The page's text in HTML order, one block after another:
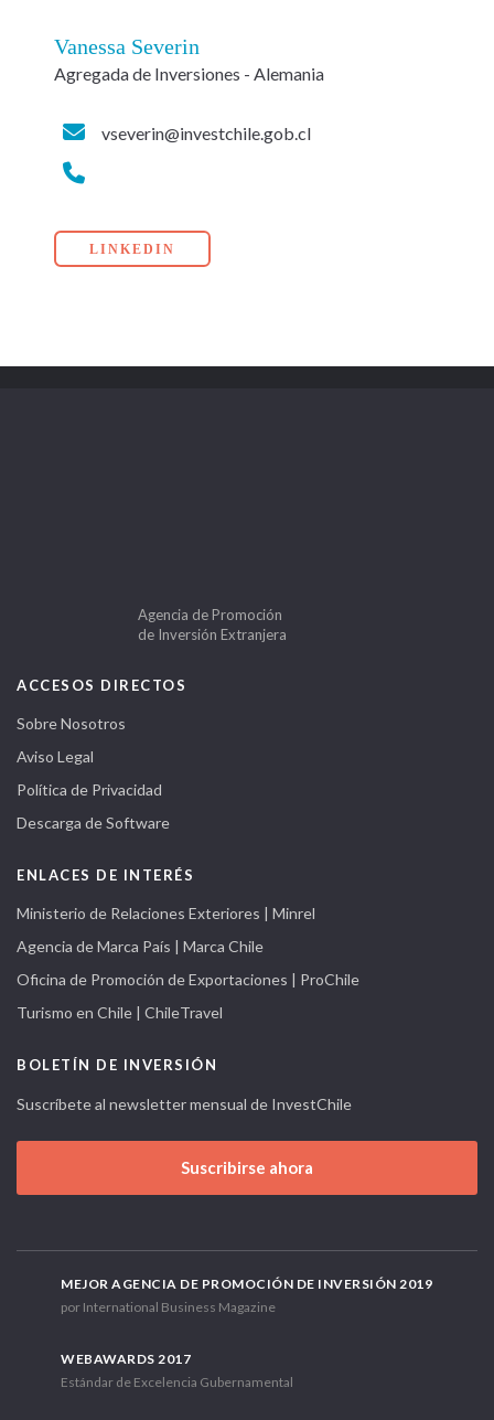
Vanessa Severin
Agregada de Inversiones - Alemania
vseverin@investchile.gob.cl
LINKEDIN
Agencia de Promoción
de Inversión Extranjera
ACCESOS DIRECTOS
Sobre Nosotros
Aviso Legal
Política de Privacidad
Descarga de Software
ENLACES DE INTERÉS
Ministerio de Relaciones Exteriores | Minrel
Agencia de Marca País | Marca Chile
Oficina de Promoción de Exportaciones | ProChile
Turismo en Chile | ChileTravel
BOLETÍN DE INVERSIÓN
Suscríbete al newsletter mensual de InvestChile
Suscribirse ahora
MEJOR AGENCIA DE PROMOCIÓN DE INVERSIÓN 2019
por International Business Magazine
WEBAWARDS 2017
Estándar de Excelencia Gubernamental